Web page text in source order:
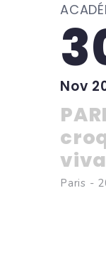
Nov
Paris -